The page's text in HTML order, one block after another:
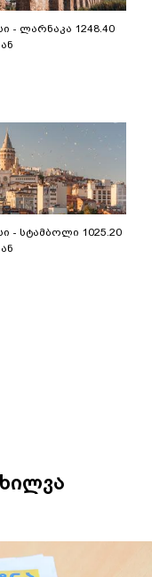
- ლარნაკა 1248.40
- სტამბოლი 1025.20